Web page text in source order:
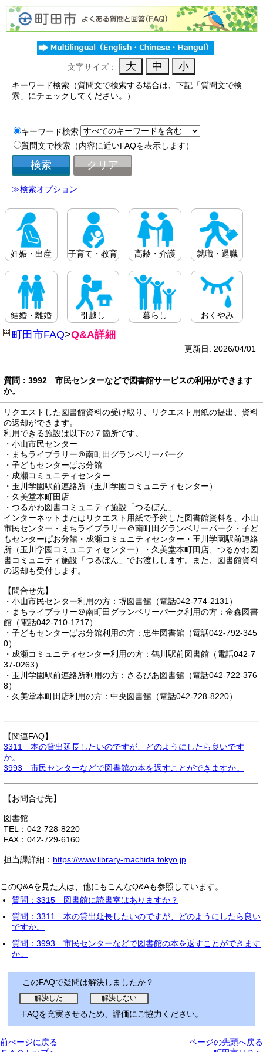
文字サイズ：
キーワード検索（質問文で検索する場合は、下記「質問文で検
索」にチェックしてください。）
キーワード検索
質問文で検索（内容に近いFAQを表示します）
≫検索オプション
妊娠・出産 子育て・教育 高齢・介護 就職・退職
結婚・離婚 引越し 暮らし おくやみ
町田市FAQ>Q&A詳細
更新日: 2026/04/01
質問：3992 市民センターなどで図書館サービスの利用ができます
か。
リクエストした図書館資料の受け取り、リクエスト用紙の提出、資料
の返却ができます。
利用できる施設は以下の７箇所です。
・小山市民センター
・まちライブラリー＠南町田グランベリーパーク
・子どもセンターぱお分館
・成瀬コミュニティセンター
・玉川学園駅前連絡所（玉川学園コミュニティセンター）
・久美堂本町田店
・つるかわ図書コミュニティ施設「つるぼん」
インターネットまたはリクエスト用紙で予約した図書館資料を、小山
市民センター・まちライブラリー＠南町田グランベリーパーク・子ど
もセンターぱお分館・成瀬コミュニティセンター・玉川学園駅前連絡
所（玉川学園コミュニティセンター）・久美堂本町田店、つるかわ図
書コミュニティ施設「つるぼん」でお渡しします。また、図書館資料
の返却も受付します。
【問合せ先】
・小山市民センター利用の方：堺図書館（電話042-774-2131）
・まちライブラリー＠南町田グランベリーパーク利用の方：金森図書
館（電話042-710-1717）
・子どもセンターぱお分館利用の方：忠生図書館（電話042-792-345
0）
・成瀬コミュニティセンター利用の方：鶴川駅前図書館（電話042-7
37-0263）
・玉川学園駅前連絡所利用の方：さるびあ図書館（電話042-722-376
8）
・久美堂本町田店利用の方：中央図書館（電話042-728-8220）
【関連FAQ】
3311 本の貸出延長したいのですが、どのようにしたら良いです
か。
3993 市民センターなどで図書館の本を返すことができますか。
【お問合せ先】
図書館
TEL：042-728-8220
FAX：042-729-6160
担当課詳細： https://www.library-machida.tokyo.jp
このQ&Aを見た人は、他にもこんなQ&Aも参照しています。
質問：3315 図書館に読書室はありますか？
質問：3311 本の貸出延長したいのですが、どのようにしたら良い
ですか。
質問：3993 市民センターなどで図書館の本を返すことができます
か。
このFAQで疑問は解決しましたか？
FAQを充実させるため、評価にご協力ください。
前ぺージに戻る
ページの先頭へ戻る